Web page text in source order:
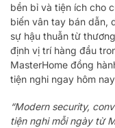
bền bỉ và tiện ích cho
biến vân tay bán dẫn,
sự hậu thuẫn từ
định vị trí hàng đầu
MasterHome đồng
tiện nghi ngay hôm
“Modern security,
tiện nghi mỗi ngày từ